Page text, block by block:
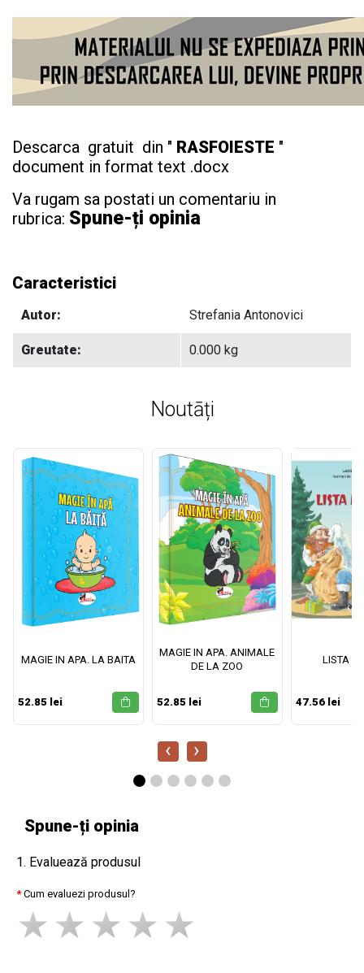
Descarca gratuit din " RASFOIESTE "
document in format text .docx
Va rugam sa postati un comentariu in
rubrica: Spune-ți opinia
Caracteristici
Autor: Strefania Antonovici
Greutate: 0.000 kg
Noutāți
MAGIE IN APA. LA BAITA
52.85 lei
MAGIE IN APA. ANIMALE
DE LA ZOO
52.85 lei
LISTA
47.56 lei
‹ ›
Spune-ți opinia
1. Evaluează produsul
Cum evaluezi produsul?